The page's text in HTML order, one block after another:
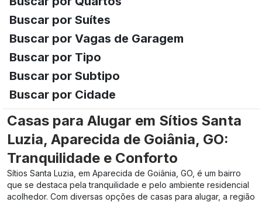
Buscar por Suítes
Buscar por Vagas de Garagem
Buscar por Tipo
Buscar por Subtipo
Buscar por Cidade
Casas para Alugar em Sítios Santa
Luzia, Aparecida de Goiânia, GO:
Tranquilidade e Conforto
Sítios Santa Luzia, em Aparecida de Goiânia, GO, é um bairro
que se destaca pela tranquilidade e pelo ambiente residencial
acolhedor. Com diversas opções de casas para alugar, a região